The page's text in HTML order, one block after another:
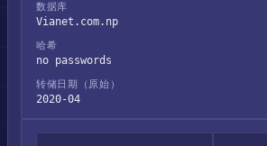
数据库
Vianet.com.np
哈希
no passwords
转储日期（原始）
2020-04